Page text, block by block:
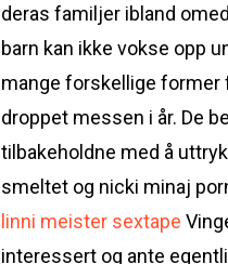
deras familjer ibland
barn kan ikke vokse opp
mange forskellige former
droppet messen i år. De
tilbakeholdne med å
smeltet og nicki minaj
linni meister sextape
interessert og ante